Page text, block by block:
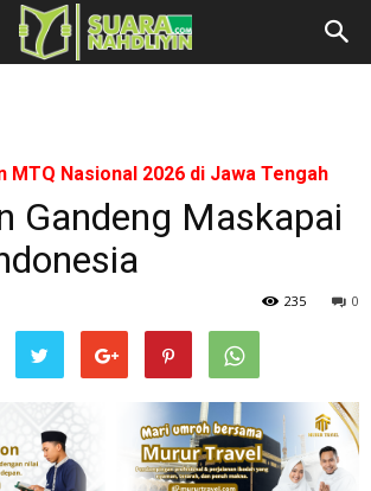
MTQ Nasional 2026 di Jawa Tengah
Gandeng Maskapai
0
235